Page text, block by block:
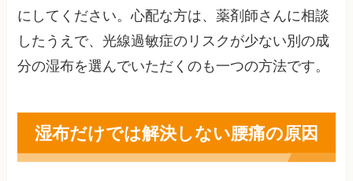
にしてください。心配な方は、薬剤師さんに相談
したうえで、光線過敏症のリスクが少ない別の成
分の湿布を選んでいただくのも一つの方法です。
湿布だけでは解決しない腰痛の原因